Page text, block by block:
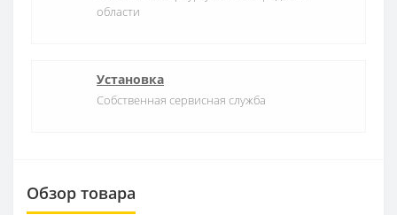
области
Установка
Собственная сервисная служба
Обзор товара